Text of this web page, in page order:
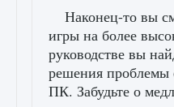
Наконец-то вы
игры на более
руководстве вы
решения проблемы
ПК. Забудьте о